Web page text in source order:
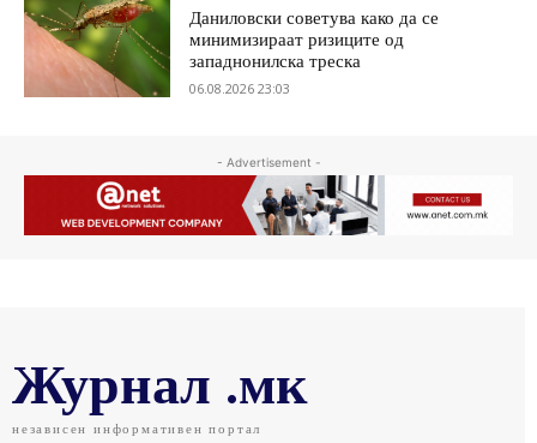
Даниловски советува како да се
минимизираат ризиците од
западнонилска треска
06.08.2026 23:03
- Advertisement -
Журнал .мк
независен информативен портал